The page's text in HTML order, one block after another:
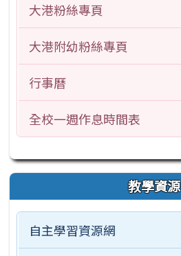
大港粉絲專頁
大港附幼粉絲專頁
行事曆
全校一週作息時間表
教學資源
自主學習資源網